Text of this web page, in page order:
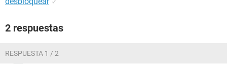
2 respuestas
RESPUESTA 1 / 2